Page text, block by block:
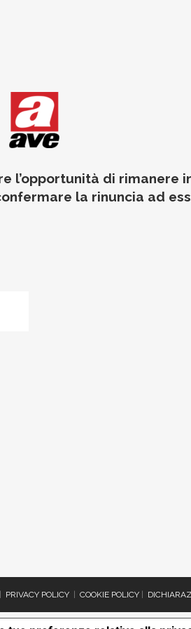
l’opportunità di rimanere
la rinuncia ad
PRIVACY POLICY| COOKIE POLICY|